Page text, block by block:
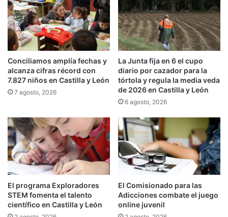
Conciliamos amplía fechas y
alcanza cifras récord con
7.827 niños en Castilla y León
7 agosto, 2026
La Junta fija en 6 el cupo
diario por cazador para la
tórtola y regula la media veda
de 2026 en Castilla y León
6 agosto, 2026
El programa Exploradores
STEM fomenta el talento
científico en Castilla y León
El Comisionado para las
Adicciones combate el juego
online juvenil